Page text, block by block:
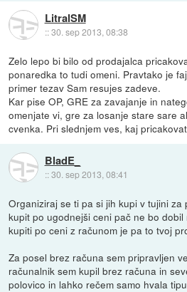
LitralSM
::30. sep 2013, 08:38
Zelo lepo bi bilo od prodajalca
ponaredka to tudi omeni. Pravtako je
primer tezav Sam resujes zadeve.
Kar pise OP, GRE za zavajanje in
omenjate vi, gre za losanje stare sare
cvenka. Pri slednjem ves, kaj
BladE_
::30. sep 2013, 08:41
Organiziraj se ti pa si jih kupi v tujini za
kupit po ugodnejši ceni pač ne bo
kupiti po ceni z računom je pa to tvoj
Za posel brez računa sem pripravljen
računalnik sem kupil brez računa in
polovico in lahko rečem samo hvala